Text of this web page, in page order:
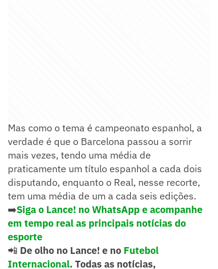
Mas como o tema é campeonato espanhol, a
verdade é que o Barcelona passou a sorrir
mais vezes, tendo uma média de
praticamente um título espanhol a cada dois
disputando, enquanto o Real, nesse recorte,
tem uma média de um a cada seis edições.
➡️Siga o Lance! no WhatsApp e acompanhe
em tempo real as principais notícias do
esporte
📲 De olho no Lance! e no Futebol
Internacional. Todas as notícias,